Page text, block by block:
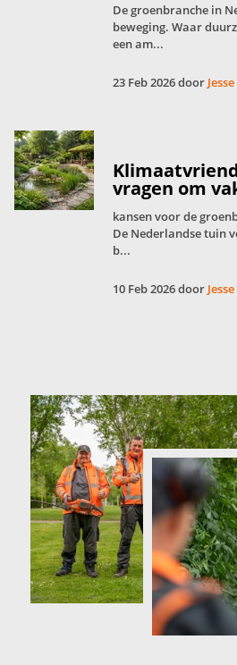
De groenbranche in
beweging. Waar
een am...
23 Feb 2026 door
vragen om
kansen voor de
De Nederlandse tuin
b...
10 Feb 2026 door